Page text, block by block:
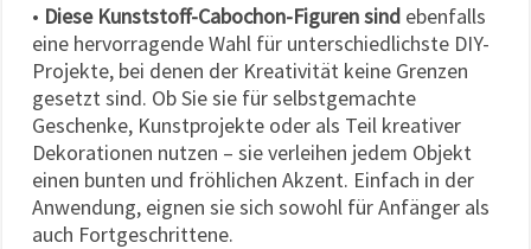
• Diese Kunststoff-Cabochon-Figuren sind ebenfalls
eine hervorragende Wahl für unterschiedlichste DIY-
Projekte, bei denen der Kreativität keine Grenzen
gesetzt sind. Ob Sie sie für selbstgemachte
Geschenke, Kunstprojekte oder als Teil kreativer
Dekorationen nutzen – sie verleihen jedem Objekt
einen bunten und fröhlichen Akzent. Einfach in der
Anwendung, eignen sie sich sowohl für Anfänger als
auch Fortgeschrittene.